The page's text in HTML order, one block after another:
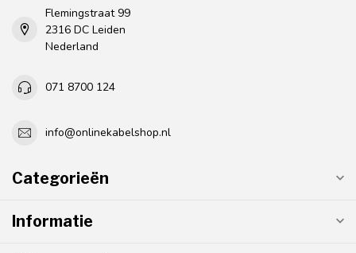
Flemingstraat 99
2316 DC Leiden
Nederland
071 8700 124
info@onlinekabelshop.nl
Categorieën
Informatie